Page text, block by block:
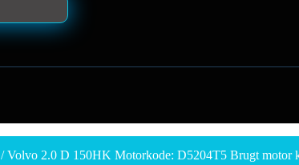
/ Volvo 2.0 D 150HK Motorkode: D5204T5 Brugt motor